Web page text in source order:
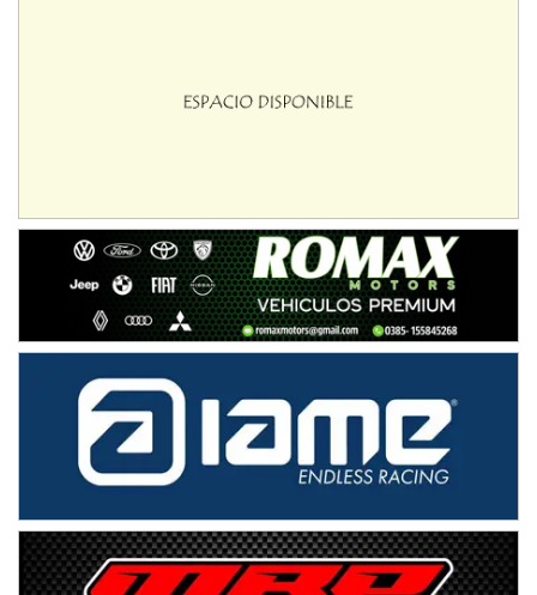
ENTRERRIANO - F6 (POSTERGADA)
El Cerro (Tierra)
Victoria (Entre Ríos)
PATAGONICO - F6
Moto Club Reginense (Tierra)
Gral. E. Godoy (Río Negro)
CSK - F7
Juventud Unida (Tierra)
Humboldt (Santa Fe)
NORESTE SANTAFESINO - F6
Ciudad de Avellaneda (Asfalto)
SUR SANTAFESINO - F4
José Samuel Sánchez (Tierra)